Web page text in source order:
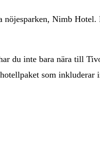
Nimb
du inte bara nära till
som